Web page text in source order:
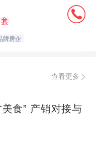
牌房企
查看更多
食” 产销对接与